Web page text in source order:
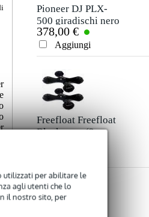
utilizzati per abilitare le
agli utenti che lo
il nostro sito, per
Valutazione
Commento
Non ci sono ancora recensioni
Pioneer DJ PLX-
500 giradischi nero
378,00 €
Aggiungi
Freefloat Freefloat
Black nero (2